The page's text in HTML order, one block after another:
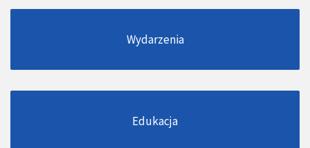
Wydarzenia
Edukacja